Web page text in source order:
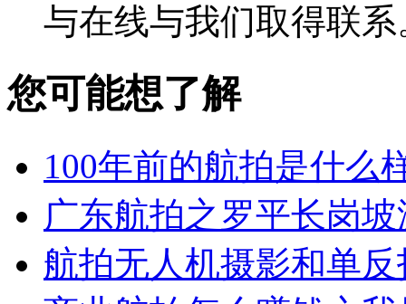
与在线与我们取得联系
您可能想了解
100年前的航拍是什么
广东航拍之罗平长岗
航拍无人机摄影和单